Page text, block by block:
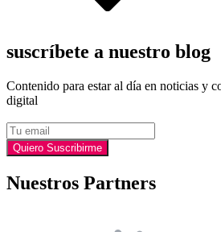
suscríbete a nuestro blog
Contenido para estar al día en noticias y
digital
Quiero Suscribirme
Nuestros Partners